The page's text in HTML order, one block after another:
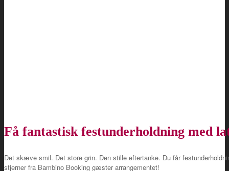
Få fantastisk festunderholdning med
Det skæve smil. Det store grin. Den stille eftertanke. Du får
stjerner fra Bambino Booking gæster arrangementet!